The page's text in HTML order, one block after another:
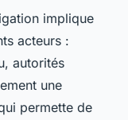
implique
acteurs :
autorités
une
permette de